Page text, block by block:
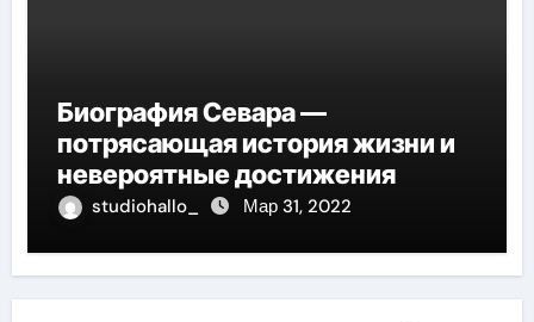
Биография Севара —
потрясающая история жизни и
невероятные достижения
studiohallo_ Мар 31, 2022